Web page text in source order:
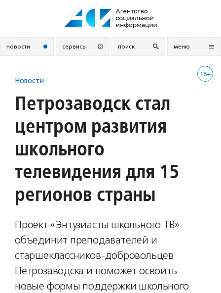
новости сервисы поиск меню
18+
Новости
Петрозаводск стал
центром развития
школьного
телевидения для 15
регионов страны
Проект «Энтузиасты школьного ТВ»
объединит преподавателей и
старшеклассников-добровольцев
Петрозаводска и поможет освоить
новые формы поддержки школьного